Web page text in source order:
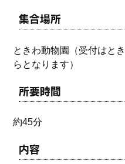
集合場所
ときわ動物園（受付はと
らとなります）
所要時間
約45分
内容